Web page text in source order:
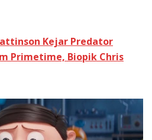
Kejar Predator
Primetime, Biopik Chris